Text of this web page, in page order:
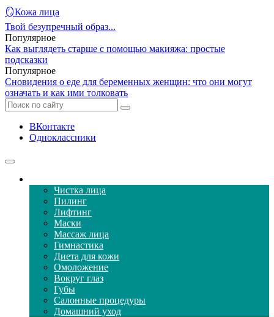
🪞Кожа лица
Твой безупречный образ...
Популярное
Как выглядеть старше с помощью макияжа: простые
подсказки
Популярное
Сновидения о еде для беременных женщин: что они могут
означать и как ими толковать
ВКонтакте
Одноклассники
Чистка лица
Пилинг
Лифтинг
Маски
Массаж лица
Гимнастика
Диета для кожи
Омоложение
Вокруг глаз
Губы
Салонные процедуры
Домашний уход